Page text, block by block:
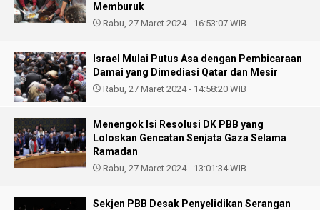
Memburuk
Rabu, 27 Maret 2024 - 16:53:07 WIB
Israel Mulai Putus Asa dengan Pembicaraan
Damai yang Dimediasi Qatar dan Mesir
Rabu, 27 Maret 2024 - 14:58:20 WIB
Menengok Isi Resolusi DK PBB yang
Loloskan Gencatan Senjata Gaza Selama
Ramadan
Rabu, 27 Maret 2024 - 13:01:34 WIB
Sekjen PBB Desak Penyelidikan Serangan